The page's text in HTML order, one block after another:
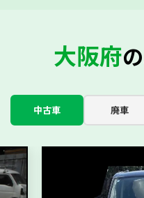
大阪府の
中古車 廃車